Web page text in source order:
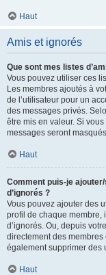
Haut
Amis et ignorés
Que sont mes listes
Vous pouvez utiliser ces
Les membres ajoutés à
de l’utilisateur pour un
des messages privés.
être mis en valeur. Si
messages seront
Haut
Comment puis-je
d’ignorés ?
Vous pouvez ajouter des
profil de chaque membre,
d’ignorés. Ou, depuis
directement des membres
également supprimer des
Haut